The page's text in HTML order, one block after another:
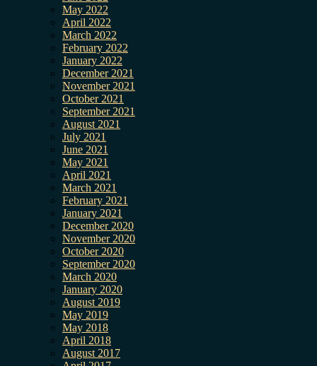
May 2022
April 2022
March 2022
February 2022
January 2022
December 2021
November 2021
October 2021
September 2021
August 2021
July 2021
June 2021
May 2021
April 2021
March 2021
February 2021
January 2021
December 2020
November 2020
October 2020
September 2020
March 2020
January 2020
August 2019
May 2019
May 2018
April 2018
August 2017